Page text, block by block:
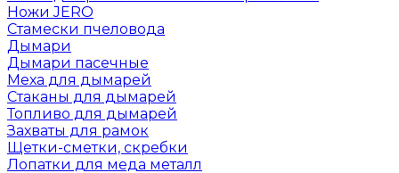
Ножи JERO
Стамески пчеловода
Дымари
Дымари пасечные
Меха для дымарей
Стаканы для дымарей
Топливо для дымарей
Захваты для рамок
Щетки-сметки, скребки
Лопатки для меда металл